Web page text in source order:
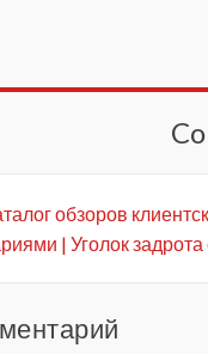
обзоров
| Уголок